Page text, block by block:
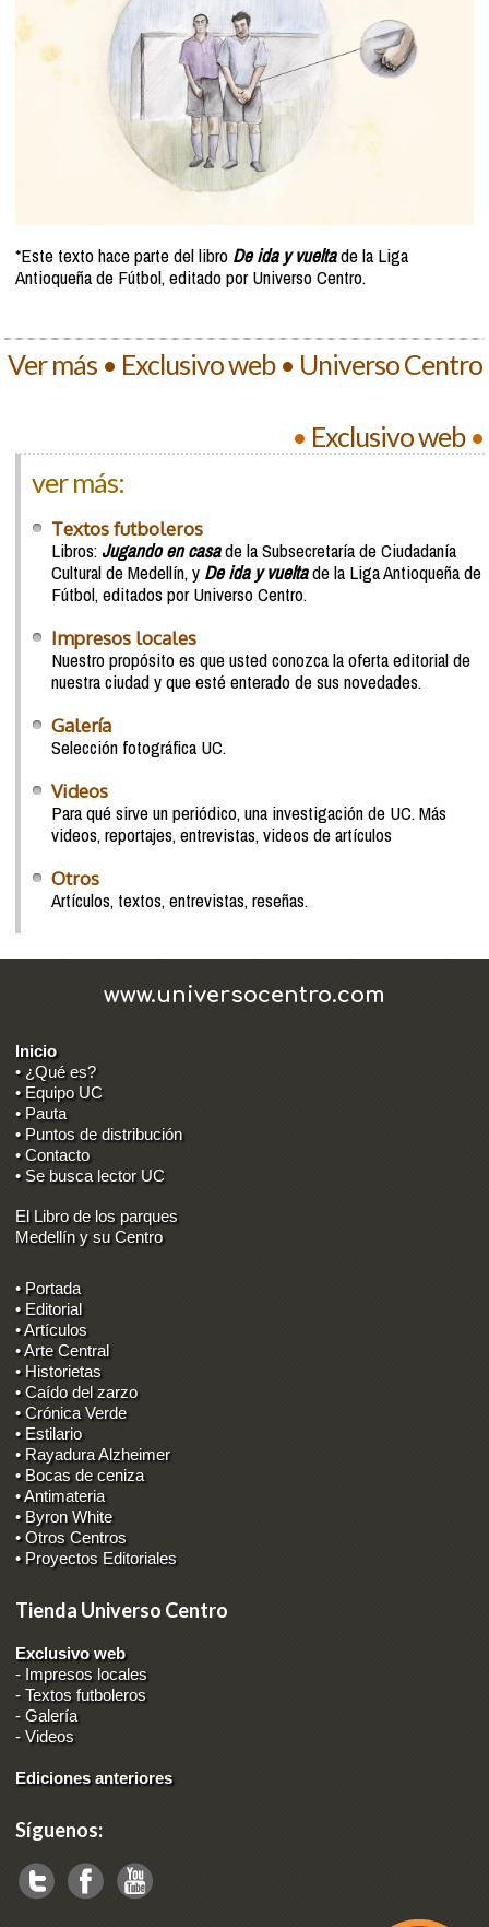
*Este texto hace parte del libro De ida y vueltade la Liga
Antioqueña de Fútbol, editado por Universo Centro.
Ver más • Exclusivo web • Universo Centro
• Exclusivo web•
ver más:
Textos futboleros
Libros:Jugando en casade la Subsecretaría de Ciudadanía
Cultural de Medellín, y De ida y vueltade la Liga Antioqueña de
Fútbol, editados por Universo Centro.
Impresos locales
Nuestro propósito es que usted conozca la oferta editorial de
nuestra ciudad y que esté enterado de sus novedades.
Galería
Selección fotográfica UC.
Videos
Para qué sirve un periódico, una investigación de UC. Más
videos, reportajes, entrevistas, videos de artículos
Otros
Artículos, textos, entrevistas, reseñas.
www.universocentro.com
Inicio
• ¿Qué es?
• Equipo UC
• Pauta
• Puntos de distribución
• Contacto
• Se busca lector UC
El Libro de los parques
Medellín y su Centro
• Portada
• Editorial
• Artículos
• Arte Central
• Historietas
• Caído del zarzo
• Crónica Verde
• Estilario
• Rayadura Alzheimer
• Bocas de ceniza
• Antimateria
• Byron White
• Otros Centros
• Proyectos Editoriales
Tienda Universo Centro
Exclusivo web
- Impresos locales
-Textos futboleros
-Galería
-Videos
Ediciones anteriores
Síguenos: